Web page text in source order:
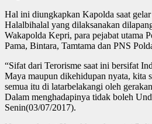
Hal ini diungkapkan Kapolda saat
Halalbihalal yang dilaksanakan
Wakapolda Kepri, para pejabat utama
Pama, Bintara, Tamtama dan PNS
“Sifat dari Terorisme saat ini bersifat
Maya maupun dikehidupan nyata, kita
semua itu di latarbelakangi oleh
Dalam menghadapinya tidak boleh
Senin(03/07/2017).